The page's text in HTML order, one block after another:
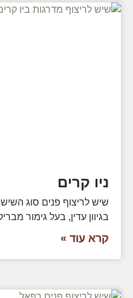
ניו קרים
שיש לריצוף פנים סוג
בגיוון עדין, בעל גימור
קרא עוד »